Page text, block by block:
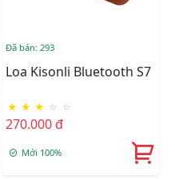
Đã bán: 293
Loa Kisonli Bluetooth S7
★ ★ ★ ☆ ☆
270.000 đ
Mới 100%